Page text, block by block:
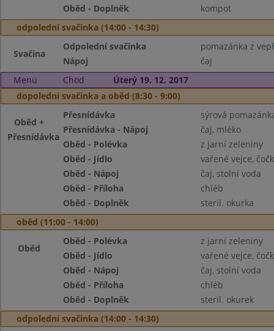
Oběd - Doplněk
kompot
odpolední svačinka (14:00 - 14:30)
Svačina
Odpolední svačinka
pomazánka z
Nápoj
čaj
Menu
Chod
Úterý 19. 12. 2017
dopolední svačinka a oběd (8:30 - 9:00)
Oběd +
Přesnídávka
Přesnídávka
sýrová
Přesnídávka - Nápoj
čaj, mléko
Oběd - Polévka
z jarní zeleniny
Oběd - Jídlo
vařené vejce,
Oběd - Nápoj
čaj, stolní voda
Oběd - Příloha
chléb
Oběd - Doplněk
steril. okurka
oběd (11:00 - 14:00)
Oběd
Oběd - Polévka
z jarní zeleniny
Oběd - Jídlo
vařené vejce,
Oběd - Nápoj
čaj, stolní voda
Oběd - Příloha
chléb
Oběd - Doplněk
steril. okurek
odpolední svačinka (14:00 - 14:30)